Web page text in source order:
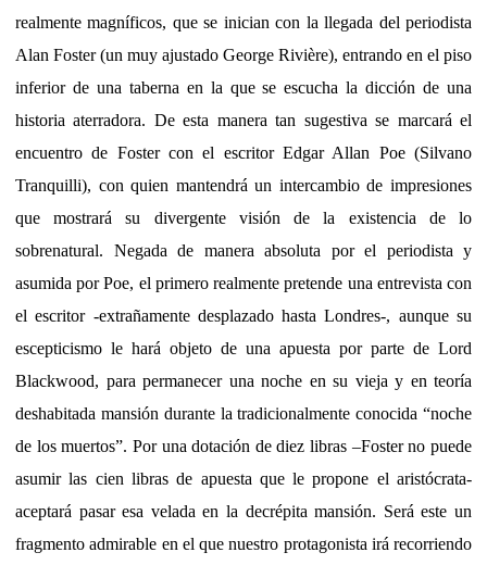
realmente magníficos, que se inician con la llegada del periodista
Alan Foster (un muy ajustado George Rivière), entrando en el piso
inferior de una taberna en la que se escucha la dicción de una
historia aterradora. De esta manera tan sugestiva se marcará el
encuentro de Foster con el escritor Edgar Allan Poe (Silvano
Tranquilli), con quien mantendrá un intercambio de impresiones
que mostrará su divergente visión de la existencia de lo
sobrenatural. Negada de manera absoluta por el periodista y
asumida por Poe, el primero realmente pretende una entrevista con
el escritor -extrañamente desplazado hasta Londres-, aunque su
escepticismo le hará objeto de una apuesta por parte de Lord
Blackwood, para permanecer una noche en su vieja y en teoría
deshabitada mansión durante la tradicionalmente conocida “noche
de los muertos”. Por una dotación de diez libras –Foster no puede
asumir las cien libras de apuesta que le propone el aristócrata-
aceptará pasar esa velada en la decrépita mansión. Será este un
fragmento admirable en el que nuestro protagonista irá recorriendo